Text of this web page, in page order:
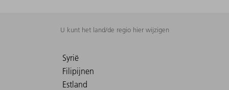
U kunt het land/de regio hier wijzigen